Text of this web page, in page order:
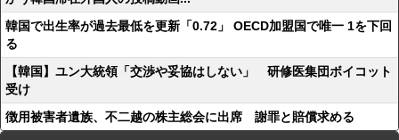
韓国で出生率が過去最低を更新「0.72」 OECD加盟国で唯一 1を下回
る
【韓国】ユン大統領「交渉や妥協はしない」 研修医集団ボイコット
受け
徴用被害者遺族、不二越の株主総会に出席 謝罪と賠償求める